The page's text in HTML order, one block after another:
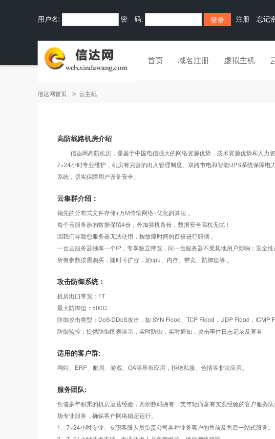
用户名: 密 码: 注册 忘记
首页 域名注册 虚拟主机
信达网首页 云主机
高防线路机房介绍
信达网高防机房，是基于中国电信强大的网络资源优势，技术资源优势和人力
7×24小时专业维护，机房有完善的出入管理制度。双路市电和智能UPS系统保障
系统，切实保障用户设备安全。
云集群介绍：
领先的分布式文件存储+万M传输网络+优化的算法 。
每个云服务器的数据保留4份，外加异机备份，数据安全高枕无忧！
因我们导致您服务器无法使用，按故障时间的百倍进行赔偿 。
一台云服务器独享一个IP，专享独立带宽，同一台服务器不受其他用户影响；安全
所有参数按需购买，随时可扩容，如cpu、内存、带宽、防御值等 。
攻击防御系统：
机房出口带宽：1T
最大防御值：500G
防御攻击类型：DoS/DDoS攻击，如 SYN Flood、TCP Flood，UDP Flood，
防御监控：提供防御图表展示，实时防御，实时通知，攻击事件日志记录及查看
适用的客户群:
网站、ERP、邮局、游戏、OA等所有应用，拒绝私服、色情等非法应用。
服务团队:
凭借多年积累的机房运营经验，西部数码拥有一支年轻而富有实践经验的客户服务
场专业服务，确保客户网络稳定运行。
1、7×24小时专业、专职客服人员负责公司各种业务客户的售前及售后一站式服务。